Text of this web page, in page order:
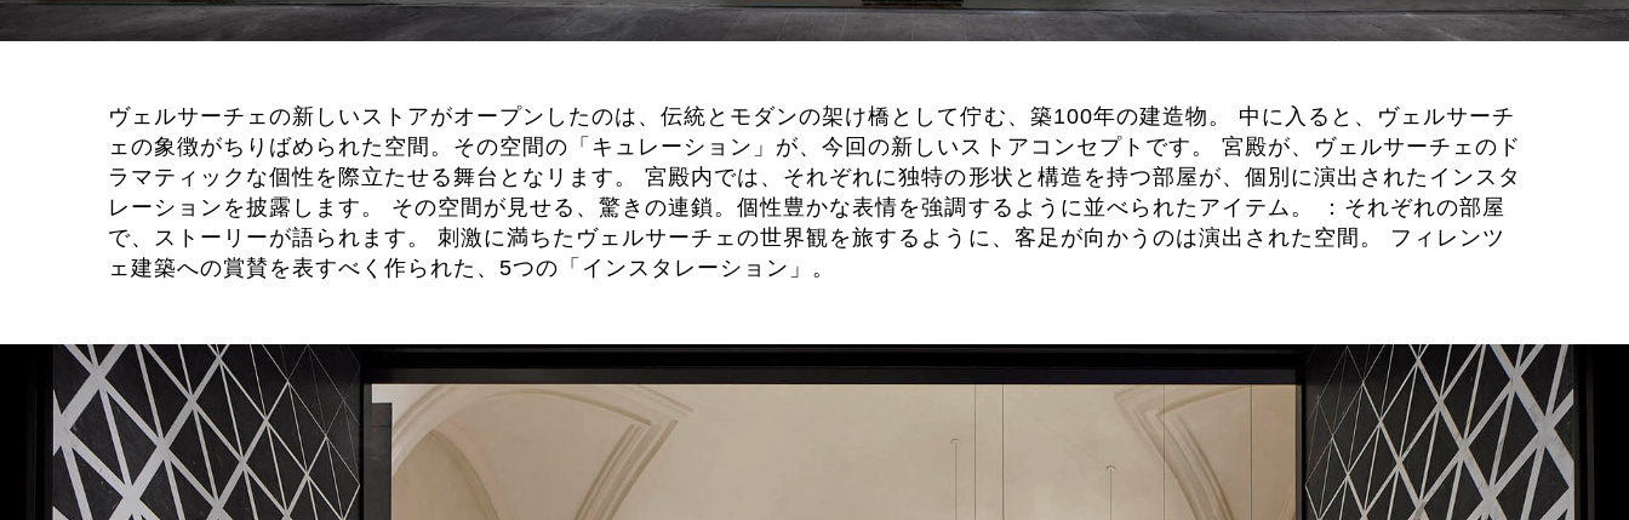
ヴェルサーチェの新しいストアがオープンしたのは、伝統とモダンの架け橋として佇む、築100年の建造物。 中に入ると、ヴェルサーチ
ェの象徴がちりばめられた空間。その空間の「キュレーション」が、今回の新しいストアコンセプトです。 宮殿が、ヴェルサーチェのド
ラマティックな個性を際立たせる舞台となリます。 宮殿内では、それぞれに独特の形状と構造を持つ部屋が、個別に演出されたインスタ
レーションを披露します。 その空間が見せる、驚きの連鎖。個性豊かな表情を強調するように並べられたアイテム。 ：それぞれの部屋
で、ストーリーが語られます。 刺激に満ちたヴェルサーチェの世界観を旅するように、客足が向かうのは演出された空間。 フィレンツ
ェ建築への賞賛を表すべく作られた、5つの「インスタレーション」。